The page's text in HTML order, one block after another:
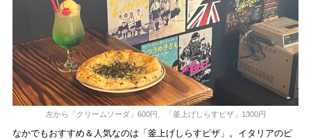
左から「クリームソーダ」600円、「釜上げしらすピザ」1300円
なかでもおすすめ＆人気なのは「釜上げしらすピザ」。イタリアのピ